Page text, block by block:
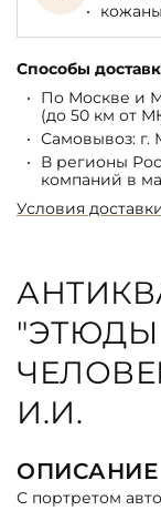
Способы
По Москве и
(до 50 км от
Самовывоз: г.
В регионы
компаний в
Условия
И.И.
ОПИСАНИЕ
С портретом